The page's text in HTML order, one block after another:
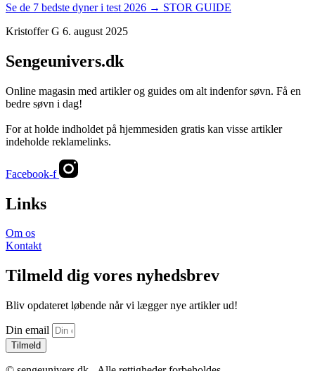
Se de 7 bedste dyner i test 2026 → STOR GUIDE
Kristoffer G 6. august 2025
Sengeunivers.dk
Online magasin med artikler og guides om alt indenfor søvn. Få en
bedre søvn i dag!
For at holde indholdet på hjemmesiden gratis kan visse artikler
indeholde reklamelinks.
Facebook-f
Links
Om os
Kontakt
Tilmeld dig vores nyhedsbrev
Bliv opdateret løbende når vi lægger nye artikler ud!
Din email
Tilmeld